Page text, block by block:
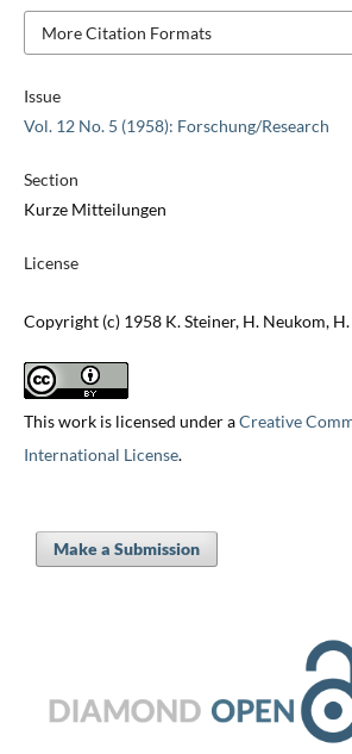
Issue
Vol. 12 No. 5 (1958): Forschung/Research
Section
Kurze Mitteilungen
License
Copyright (c) 1958 K. Steiner, H. Neukom,
This work is licensed under aCreative
International License.
More Citation Formats
Make a Submission